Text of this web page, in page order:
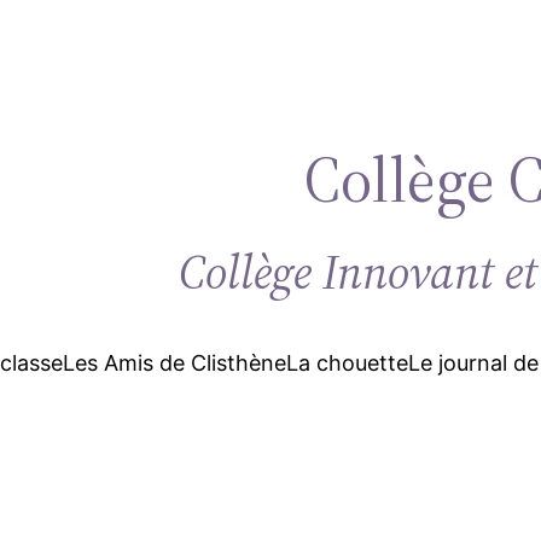
Collège
Collège Innovant
Les Amis de ClisthèneLa chouetteLe journal